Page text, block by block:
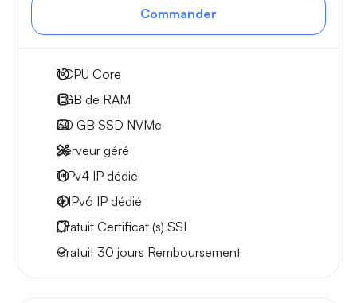
Commander
1CPU Core
1 GB de RAM
30 GB SSD NVMe
Serveur géré
1 IPv4 IP dédié
4 IPv6 IP dédié
Gratuit Certificat (s) SSL
Gratuit 30 jours Remboursement